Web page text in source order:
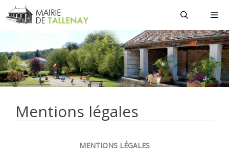
Aller
au
Mentions légales
MENTIONS LÉGALES